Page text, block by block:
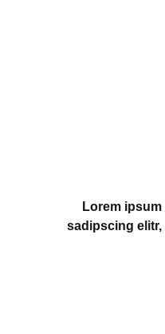
Lorem
sadipscing elitr,